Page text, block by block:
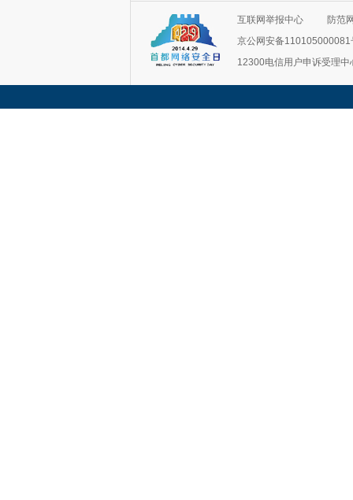
互联网举报中心
防范
京公网安备110105000081
12300电信用户申诉受理中